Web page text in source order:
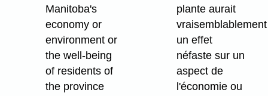
Manitoba's
economy or
environment or
the well-being
of residents of
the province
plante aurait
vraisemblablement
un effet
néfaste sur un
aspect de
l'économie ou